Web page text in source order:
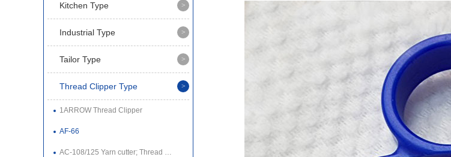
Kitchen Type
Industrial Type
Tailor Type
Thread Clipper Type
1ARROW Thread Clipper
AF-66
AC-108/125 Yarn cutter; Thread …